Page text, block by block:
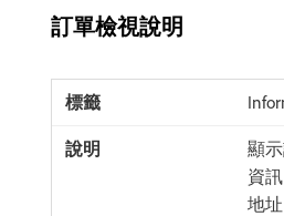
訂單檢視說明
顯
資
地